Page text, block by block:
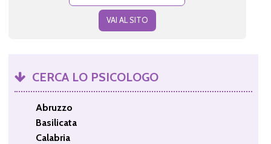
VAI AL SITO
CERCA LO PSICOLOGO
Abruzzo
Basilicata
Calabria